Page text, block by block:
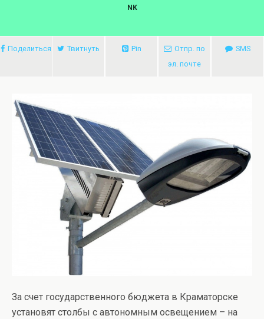
NK
Поделиться Твитнуть Pin
Отпр. по
эл. почте
SMS
За счет государственного бюджета в Краматорске
установят столбы с автономным освещением – на